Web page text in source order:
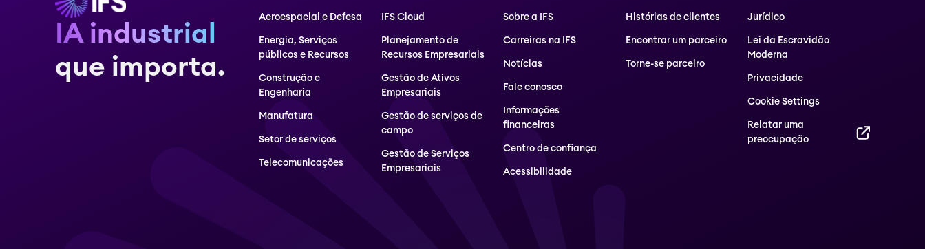
IA industrial
que importa.
Aeroespacial e Defesa
Energia, Serviços
públicos e Recursos
Construção e
Engenharia
Manufatura
Setor de serviços
Telecomunicações
IFS Cloud
Planejamento de
Recursos Empresariais
Gestão de Ativos
Empresariais
Gestão de serviços de
campo
Gestão de Serviços
Empresariais
Sobre a IFS
Carreiras na IFS
Notícias
Fale conosco
Informações
financeiras
Centro de confiança
Acessibilidade
Histórias de clientes
Encontrar um parceiro
Torne-se parceiro
Jurídico
Lei da Escravidão
Moderna
Privacidade
Cookie Settings
Relatar uma
preocupação